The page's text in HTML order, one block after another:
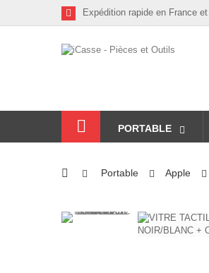
Expédition rapide en France
PORTABLE
Portable Apple